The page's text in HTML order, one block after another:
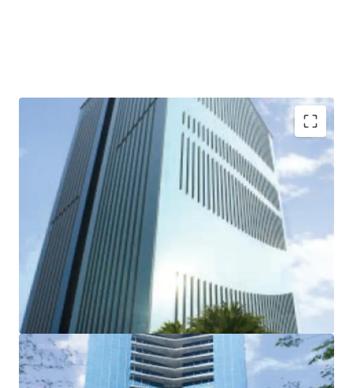
Developed by one of the biggest property developers
in Indonesia, PT Ciputra Residence (subsidiary of Ciputra
Group)
The first office building in Southeast Asia awarded for
the Excellence in Design for Greater Efficiencies (EDGE)
certification from the International Finance Corporation
(IFC).
International Architect by DYXY Design- USA
·Ample facilities to support the complex (retail
podium and ± 76% of green area)